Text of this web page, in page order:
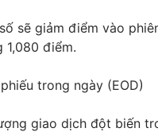
sẽ giảm điểm vào
1,080 điểm.
trong ngày (EOD)
giao dịch đột biến